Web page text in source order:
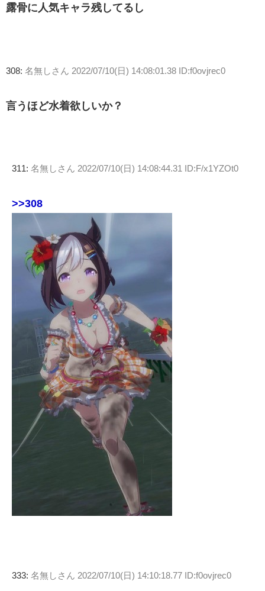
露骨に人気キャラ残してるし
308: 名無しさん 2022/07/10(日) 14:08:01.38 ID:f0ovjrec0
言うほど水着欲しいか？
311: 名無しさん 2022/07/10(日) 14:08:44.31 ID:F/x1YZOt0
>>308
333: 名無しさん 2022/07/10(日) 14:10:18.77 ID:f0ovjrec0